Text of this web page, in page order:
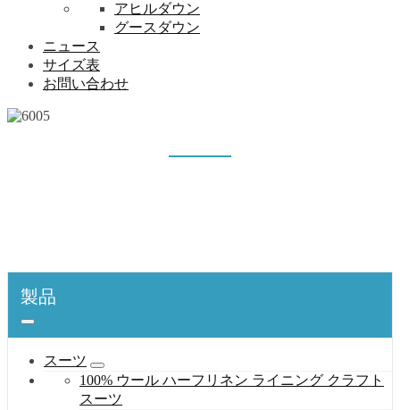
アヒルダウン
グースダウン
ニュース
サイズ表
お問い合わせ
製品
スーツ
100% ウール ハーフリネン ライニング クラフト
スーツ